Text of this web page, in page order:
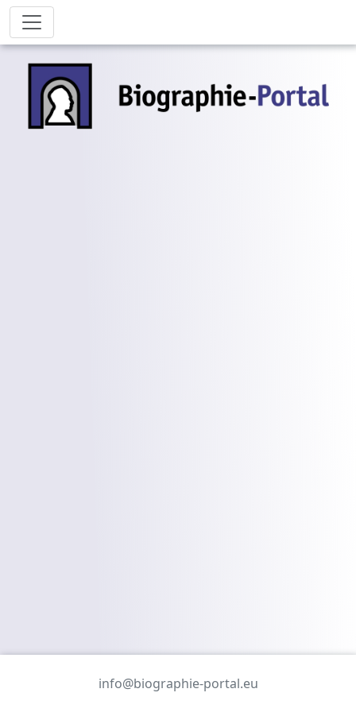
info@biographie-portal.eu